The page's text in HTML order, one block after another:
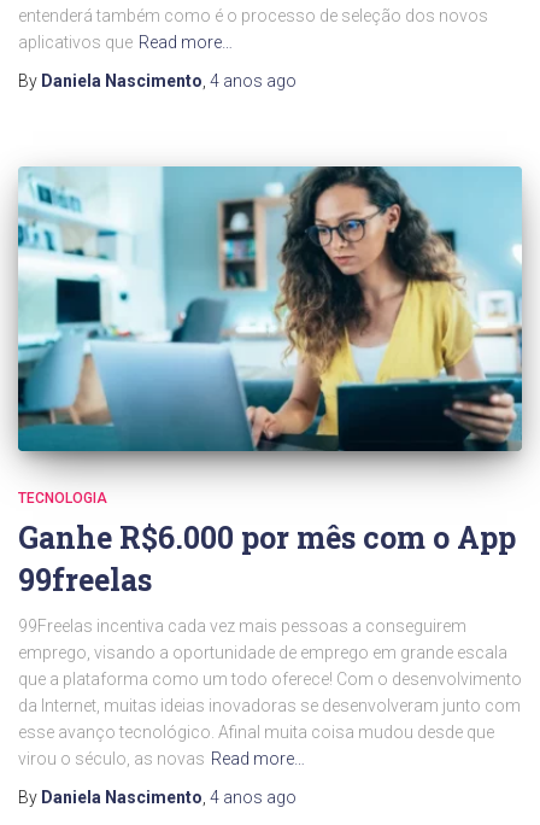
entenderá também como é o processo de seleção dos novos
aplicativos que Read more…
By Daniela Nascimento 4 anos ago
TECNOLOGIA
Ganhe R$6.000 por mês com o App
99freelas
99Freelas incentiva cada vez mais pessoas a conseguirem
emprego, visando a oportunidade de emprego em grande escala
que a plataforma como um todo oferece! Com o desenvolvimento
da Internet, muitas ideias inovadoras se desenvolveram junto com
esse avanço tecnológico. Afinal muita coisa mudou desde que
virou o século, as novas Read more…
By Daniela Nascimento 4 anos ago